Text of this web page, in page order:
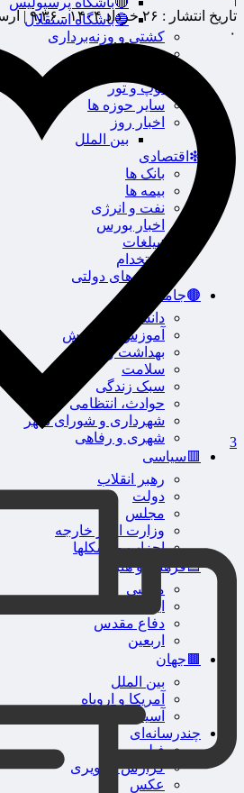
🔵باشگاه استقلال
کشتی و وزنه‌برداری
ورزشهای رزمی
توپ و تور
سایر حوزه ها
اخبار روز
بین الملل
❇اقتصادی
بانک ها
بیمه ها
نفت و انرژی
اخبار بورس
تبیلغات
استخدام
آگهی های دولتی
🟤جامعه
دانشگاه
آموزش و پرورش
بهداشت و درمان
سلامت
سبک زندگی
حوادث، انتظامی
شهرداری و شورای شهر
شهری و رفاهی
🟥سیاسی
رهبر انقلاب
دولت
مجلس
وزارت امور خارجه
احزاب و تشکلها
🟦فرهنگ و هنر
مذهبی
ایثار و شهادت
دفاع مقدس
اربعین
🟫جهان
بین الملل
آمریکا و اروپاه
آسیای غربی
چندرسانه‌ای
فیلم
گزارش تصویری
عکس
تاریخ انتشار : ۲۶ خرداد ۱۴۰۴ - ۹:۳۶ |
۰
3